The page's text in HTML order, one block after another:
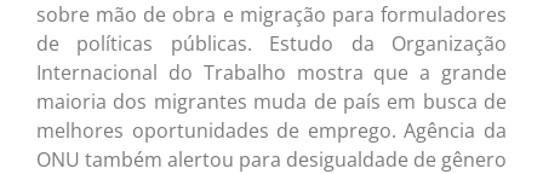
sobre mão de obra e migração para formuladores
de políticas públicas. Estudo da Organização
Internacional do Trabalho mostra que a grande
maioria dos migrantes muda de país em busca de
melhores oportunidades de emprego. Agência da
ONU também alertou para desigualdade de gênero